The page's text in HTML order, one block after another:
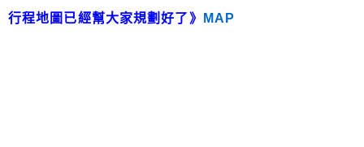
行程地圖已經幫大家規劃好了》 MAP